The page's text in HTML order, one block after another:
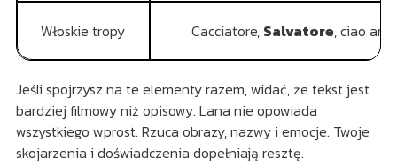
Włoskie tropy Cacciatore, Salvatore, ciao
Jeśli spojrzysz na te elementy razem, widać, że tekst jest
bardziej filmowy niż opisowy. Lana nie opowiada
wszystkiego wprost. Rzuca obrazy, nazwy i emocje. Twoje
skojarzenia i doświadczenia dopełniają resztę.